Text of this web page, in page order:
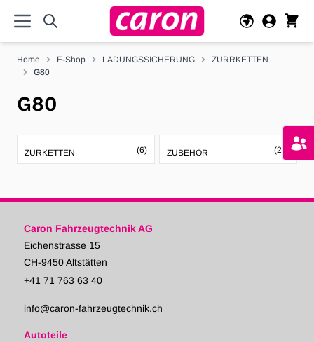
Home E-Shop LADUNGSSICHERUNG
ZURRKETTEN
G80
G80
ZURKETTEN (6) ZUBEHÖR (21)
Caron Fahrzeugtechnik AG
Eichenstrasse 15
CH-9450 Altstätten
+41 71 763 63 40
info@caron-fahrzeugtechnik.ch
Autoteile